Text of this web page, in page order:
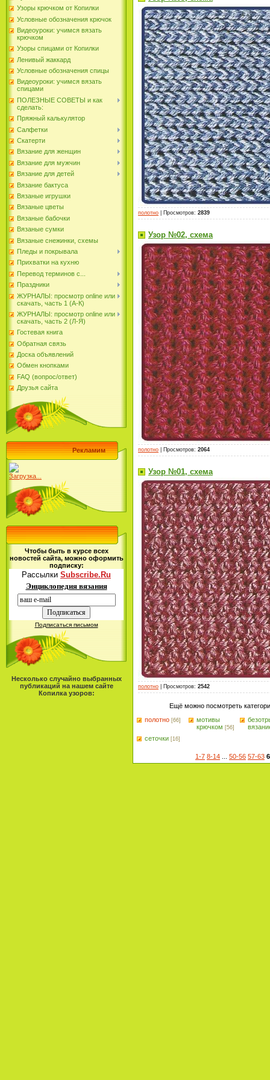
Узоры крючком от Копилки
Условные обозначения крючок
Видеоуроки: учимся вязать
крючком
Узоры спицами от Копилки
Ленивый жаккард
Условные обозначения спицы
Видеоуроки: учимся вязать
спицами
ПОЛЕЗНЫЕ СОВЕТЫ и как
сделать:
Пряжный калькулятор
Салфетки
Скатерти
Вязание для женщин
Вязание для мужчин
Вязание для детей
Вязание бактуса
Вязаные игрушки
Вязаные цветы
Вязаные бабочки
Вязаные сумки
Вязаные снежинки, схемы
Пледы и покрывала
Прихватки на кухню
Перевод терминов с...
Праздники
ЖУРНАЛЫ: просмотр online или
скачать, часть 1 (А-К)
ЖУРНАЛЫ: просмотр online или
скачать, часть 2 (Л-Я)
Гостевая книга
Обратная связь
Доска объявлений
Обмен кнопками
FAQ (вопрос/ответ)
Друзья сайта
Рекламим
Загрузка...
Чтобы быть в курсе всех
новостей сайта, можно оформить
подписку:
Рассылки Subscribe.Ru
Энциклопедия вязания
Подписаться письмом
Несколько случайно выбранных
публикаций на нашем сайте
Копилка узоров:
полотно Просмотров: 2839
Узор №02, схема
полотно Просмотров: 2064
Узор №01, схема
полотно Просмотров: 2542
Ещё можно посмотреть
полотно [66]
мотивы
крючком [56]
сеточки [16]
1-7 8-14 50-56 57-63